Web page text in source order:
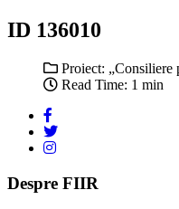
ID 136010
Proiect: „Consiliere
Read Time: 1 min
Despre FIIR